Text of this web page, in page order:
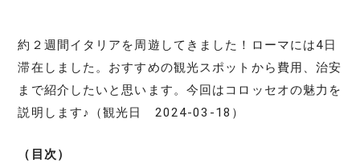
約２週間イタリアを周遊してきました！ローマには4日
滞在しました。おすすめの観光スポットから費用、治安
まで紹介したいと思います。今回はコロッセオの魅力を
説明します♪（観光日 2024-03-18）
（目次）